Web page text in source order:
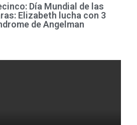
Día Mundial de las
Elizabeth lucha con 3
de Angelman